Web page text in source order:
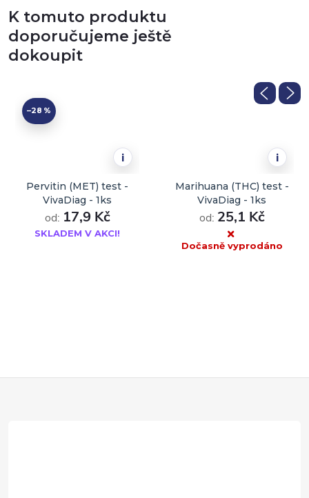
K tomuto produktu
doporučujeme ještě
dokoupit
i
–28 %
Pervitin (MET) test -
VivaDiag - 1ks
od: 17,9 Kč
SKLADEM V AKCI!
i
Marihuana (THC) test -
VivaDiag - 1ks
od: 25,1 Kč
Dočasně vyprodáno